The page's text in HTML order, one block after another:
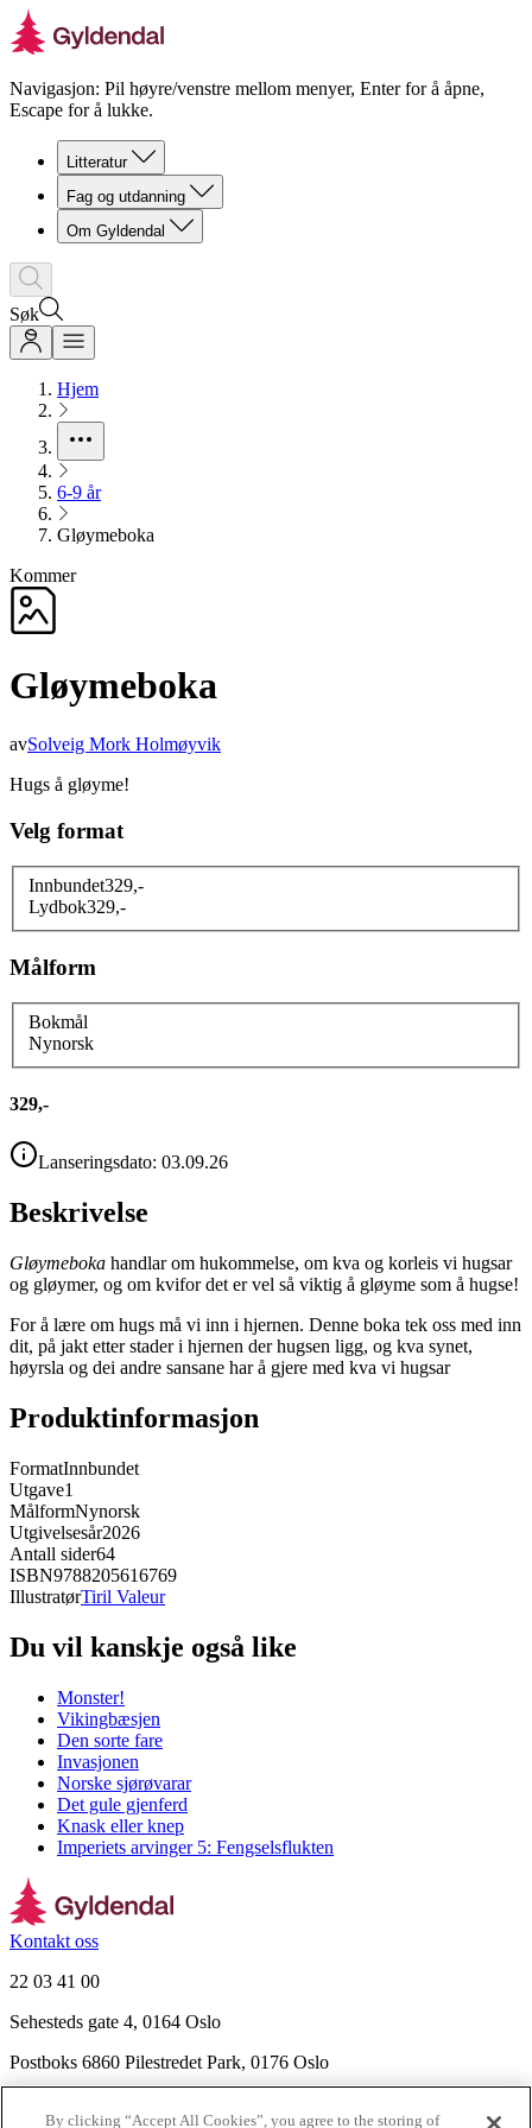
Navigasjon: Pil høyre/venstre mellom menyer, Enter for å åpne,
Escape for å lukke.
Litteratur
Fag og utdanning
Om Gyldendal
Søk
Hjem
6-9 år
Gløymeboka
Kommer
Gløymeboka
avSolveig Mork Holmøyvik
Hugs å gløyme!
Velg format
Innbundet329,-
Lydbok329,-
Målform
Bokmål
Nynorsk
329,-
Lanseringsdato: 03.09.26
Beskrivelse
Gløymeboka handlar om hukommelse, om kva og korleis vi hugsar
og gløymer, og om kvifor det er vel så viktig å gløyme som å hugse!
For å lære om hugs må vi inn i hjernen. Denne boka tek oss med inn
dit, på jakt etter stader i hjernen der hugsen ligg, og kva synet,
høyrsla og dei andre sansane har å gjere med kva vi hugsar
Produktinformasjon
FormatInnbundet
Utgave1
MålformNynorsk
Utgivelsesår2026
Antall sider64
ISBN9788205616769
IllustratørTiril Valeur
Du vil kanskje også like
Monster!
Vikingbæsjen
Den sorte fare
Invasjonen
Norske sjørøvarar
Det gule gjenferd
Knask eller knep
Imperiets arvinger 5: Fengselsflukten
Kontakt oss
22 03 41 00
Sehesteds gate 4, 0164 Oslo
Postboks 6860 Pilestredet Park, 0176 Oslo
By clicking “Accept All Cookies”, you agree to the storing of